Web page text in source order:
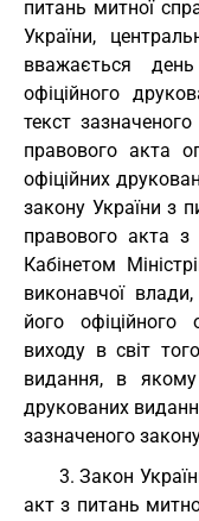
питань митної
України,
вважається
офіційного
текст
правового акта
офіційних
закону України з
правового акта з
Кабінетом
виконавчої
його офіційного
виходу в світ
видання, в
друкованих
зазначеного
3. Закон
акт з питань